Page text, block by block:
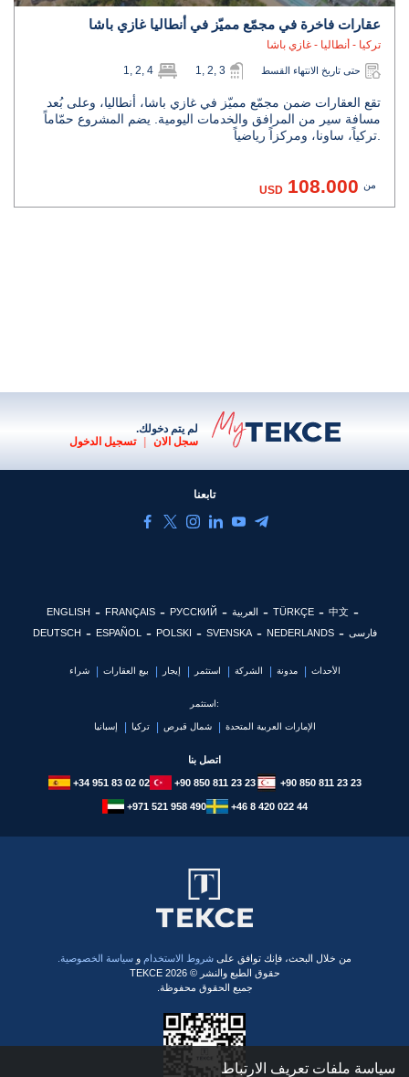
عقارات فاخرة في مجمّع مميّز في أنطاليا غازي باشا
تركيا - أنطاليا - غازي باشا
1, 2, 4 1, 2, 3 حتى تاريخ الانتهاء القسط
تقع العقارات ضمن مجمّع مميّز في غازي باشا، أنطاليا، وعلى بُعد
مسافة سير من المرافق والخدمات اليومية. يضم المشروع حمّاماً
من 108.000
USD
لم يتم دخولك.
سجل الان
| تسجيل الدخول
تابعنا
ENGLISH FRANÇAIS РУССКИЙ العربية TÜRKÇE
中文
DEUTSCH
ESPAÑOL POLSKI SVENSKA NEDERLANDS فارسی
شراء بيع العقارات إيجار استثمر الشركة مدونة الأحداث
استثمر:
إسبانيا تركيا شمال قبرص الإمارات العربية المتحدة
اتصل بنا
+34 951 83 02 02 +90 850 811 23 23 +90 850 811 23 23
+971 521 958 490 +46 8 420 022 44
​من خلال البحث، فإنك توافق على شروط الاستخدام و سياسة الخصوصية.
حقوق الطبع والنشر © 2026 TEKCE
جميع الحقوق محفوظة.
سياسة ملفات تعريف الارتباط